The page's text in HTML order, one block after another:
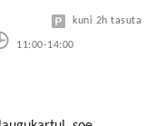
11:00-14:00
kuni 2h tasuta